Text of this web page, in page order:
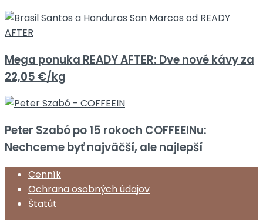
Mega ponuka READY AFTER: Dve nové kávy za
22,05 €/kg
Peter Szabó po 15 rokoch COFFEEINu:
Nechceme byť najväčší, ale najlepší
Cenník
Ochrana osobných údajov
Štatút